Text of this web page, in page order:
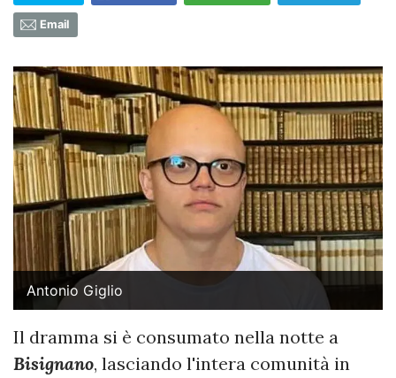
Email
Antonio Giglio
​Il dramma si è consumato nella notte a
Bisignano, lasciando l'intera comunità in